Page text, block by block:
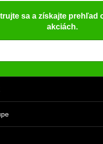
sa a získajte prehľad
akciách.